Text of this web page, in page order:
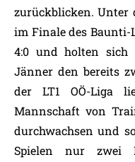
zurückblicken. Unter
im Finale des Baunti-
4:0 und holten sich
Jänner den bereits
der LT1 OÖ-Liga
Mannschaft von
durchwachsen und
Spielen nur zwei